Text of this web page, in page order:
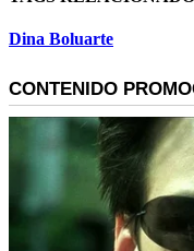
Dina Boluarte